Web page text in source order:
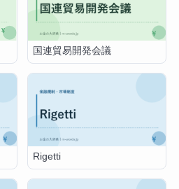
国連貿易開発会議
Rigetti